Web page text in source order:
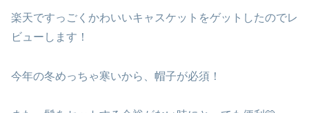
楽天ですっごくかわいいキャスケットをゲットしたのでレ
ビューします！
今年の冬めっちゃ寒いから、帽子が必須！